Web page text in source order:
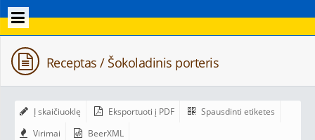
Receptas / Šokoladinis porteris
Į skaičiuoklę Eksportuoti į PDF
Spausdinti etiketes
Virimai
BeerXML